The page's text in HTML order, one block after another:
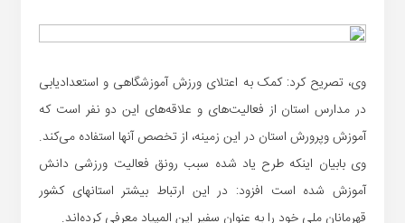
وی، تصریح کرد: کمک به اعتلای ورزش آموزشگاهی و استعدادیابی
در مدارس استان از فعالیت‌های و علاقه‌های این دو نفر است که
آموزش وپرورش استان در این زمینه، از تخصص آنها استفاده می‌کند.
وی بابیان اینکه طرح یاد شده سبب رونق فعالیت ورزشی دانش
آموزش شده است افزود: در این ارتباط بیشتر استانهای کشور
قهرمانان ملی خود را به عنوان سفیر این المپیاد معرفی کرده‌اند.